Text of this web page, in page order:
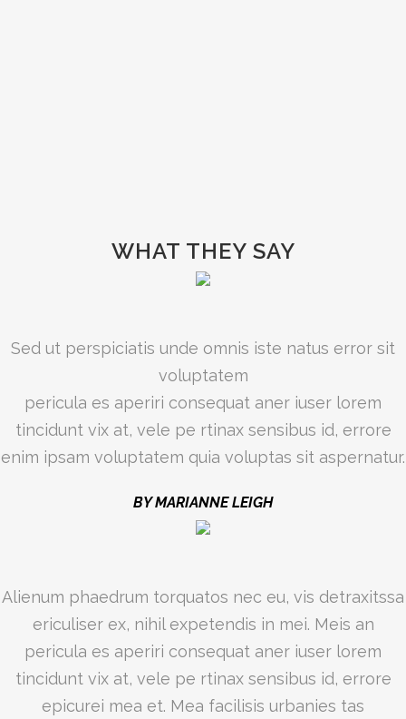
WHAT THEY SAY
Sed ut perspiciatis unde omnis iste natus error sit
voluptatem
pericula es aperiri consequat aner iuser lorem
tincidunt vix at, vele pe rtinax sensibus id, errore
enim ipsam voluptatem quia voluptas sit aspernatur.
BY MARIANNE LEIGH
Alienum phaedrum torquatos nec eu, vis detraxitssa
ericuliser ex, nihil expetendis in mei. Meis an
pericula es aperiri consequat aner iuser lorem
tincidunt vix at, vele pe rtinax sensibus id, errore
epicurei mea et. Mea facilisis urbanies tas